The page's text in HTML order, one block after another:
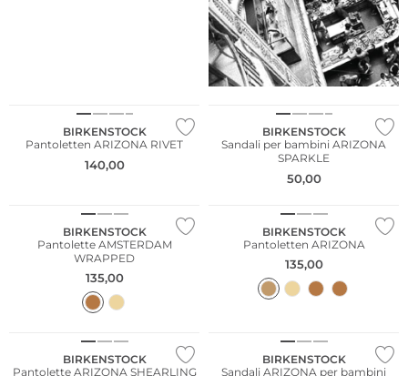
BIRKENSTOCK
Pantoletten ARIZONA RIVET
140,00
BIRKENSTOCK
Sandali per bambini ARIZONA
SPARKLE
50,00
BIRKENSTOCK
Pantolette AMSTERDAM
WRAPPED
135,00
BIRKENSTOCK
Pantoletten ARIZONA
135,00
BIRKENSTOCK
Pantolette ARIZONA SHEARLING
BIRKENSTOCK
Sandali ARIZONA per bambini